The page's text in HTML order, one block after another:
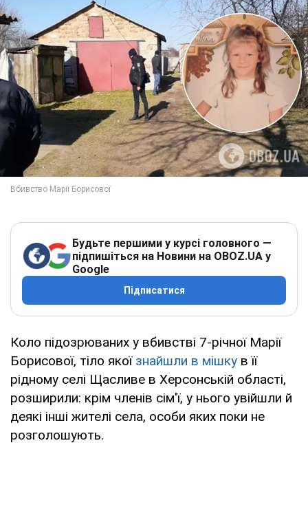
Будьте першими у курсі головного —
підпишіться на Новини на OBOZ.UA у
Google
Підписатися
Коло підозрюваних у вбивстві 7-річної Марії
Борисової, тіло якої знайшли в мішку в її
рідному селі Щасливе в Херсонській області,
розширили: крім членів сім'ї, у нього увійшли й
деякі інші жителі села, особи яких поки не
розголошують.